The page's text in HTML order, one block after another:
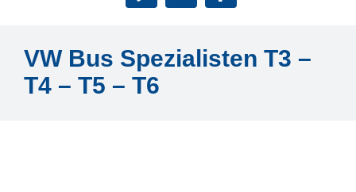
Karriere
VW Bus Spezialisten T3 –
T4 – T5 – T6